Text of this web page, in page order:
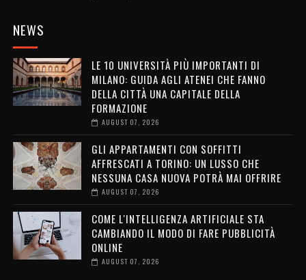
NEWS
LE 10 UNIVERSITÀ PIÙ IMPORTANTI DI
MILANO: GUIDA AGLI ATENEI CHE FANNO
DELLA CITTÀ UNA CAPITALE DELLA
FORMAZIONE
AUGUST 07, 2026
GLI APPARTAMENTI CON SOFFITTI
AFFRESCATI A TORINO: UN LUSSO CHE
NESSUNA CASA NUOVA POTRÀ MAI OFFRIRE
AUGUST 07, 2026
COME L'INTELLIGENZA ARTIFICIALE STA
CAMBIANDO IL MODO DI FARE PUBBLICITÀ
ONLINE
AUGUST 07, 2026